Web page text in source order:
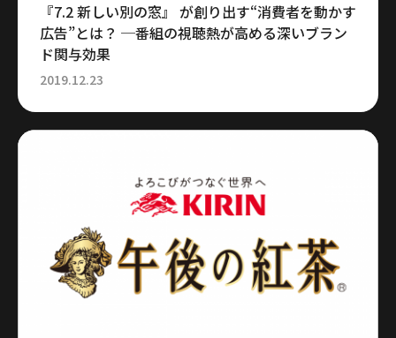
『7.2 新しい別の窓』 が創り出す“消費者を動かす
広告”とは？ ─番組の視聴熱が高める深いブラン
ド関与効果
2019.12.23